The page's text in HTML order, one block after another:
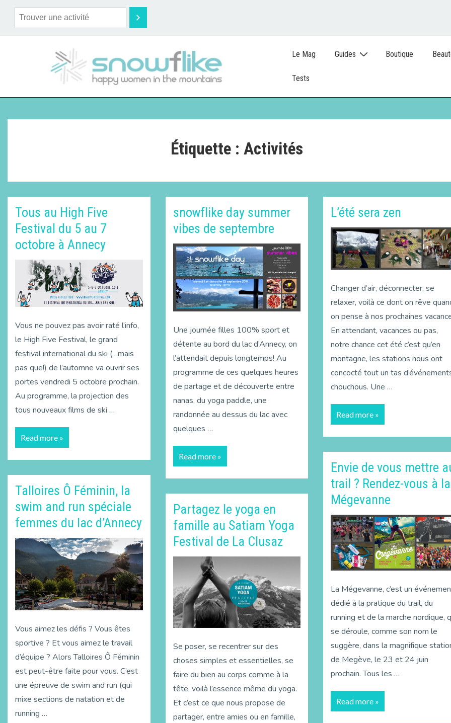
Le Mag Guides Boutique
Tests
Étiquette : Activités
Tous au High Five
Festival du 5 au 7
octobre à Annecy
Vous ne pouvez pas avoir raté l’info,
le High Five Festival, le grand
festival international du ski (…mais
pas que!) de l’automne va ouvrir ses
portes vendredi 5 octobre prochain.
Au programme, la projection des
tous nouveaux films de ski …
Read more »
Talloires Ô Féminin, la
swim and run spéciale
femmes du lac d’Annecy
Vous aimez les défis ? Vous êtes
sportive ? Et vous aimez le travail
d’équipe ? Alors Talloires Ô Féminin
est peut-être faite pour vous. C’est
une épreuve de swim and run (qui
mixe sections de natation et de
running …
snowflike day summer
vibes de septembre
Une journée filles 100% sport et
détente au bord du lac d’Annecy, on
l’attendait depuis longtemps! Au
programme de ces quelques heures
de partage et de découverte entre
nanas, du yoga paddle, une
randonnée au dessus du lac avec
quelques …
Read more »
Partagez le yoga en
famille au Satiam Yoga
Festival de La Clusaz
Se poser, se recentrer sur des
choses simples et essentielles, se
faire du bien au corps comme à la
tête, voilà l’essence même du yoga.
Et c’est ce que nous propose de
partager, entre amies ou en famille,
L’été sera zen
Changer d’air, déconnecter, se
relaxer, voilà ce dont on rêve
on pense à nos prochaines
En attendant, vacances ou pas,
notre chance cet été c’est qu’en
montagne, les stations nous ont
concocté tout un tas
chouchous. Une …
Read more »
Envie de vous mettre
trail ? Rendez-vous à la
Mégevanne
La Mégevanne, c’est un
dédié à la pratique du trail, du
running et de la marche nordique,
se déroule, comme son nom le
suggère, dans la magnifique
de Megève, le 23 et 24 juin
prochain. Tous les …
Read more »